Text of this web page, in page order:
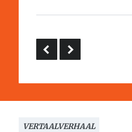
VERTAALVERHAAL